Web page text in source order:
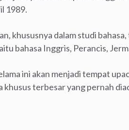
1989.
khususnya dalam studi
bahasa Inggris, Perancis,
ini akan menjadi tempat
terbesar yang pernah